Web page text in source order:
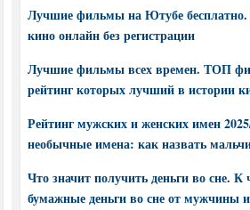
Лучшие фильмы на Ютубе бесплатно.
кино онлайн без регистрации
Лучшие фильмы всех времен. ТОП
рейтинг которых лучший в истории
Рейтинг мужских и женских имен
необычные имена: как назвать
Что значит получить деньги во сне. К
бумажные деньги во сне от